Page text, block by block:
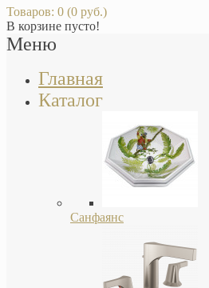
Товаров: 0 (0 руб.)
В корзине пусто!
Меню
Главная
Каталог
Санфаянс